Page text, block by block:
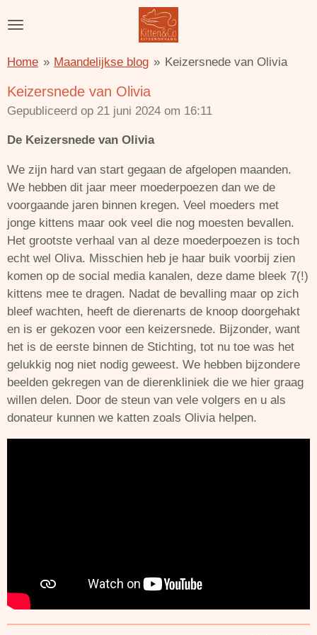
direct
de
hoofdinhoud
Home » Maandelijkse blog » Keizersnede van Olivia
Keizersnede van Olivia
Gepubliceerd op 21 juni 2024 om 16:11
De Keizersnede van Olivia
We zijn hard van start gegaan de afgelopen maanden.
We hebben dit jaar meer moederpoezen dan we de
voorgaande jaren binnen kregen. Veel moeders met
jonge kittens maar ook veel die nog moesten bevallen.
Het grootste verhaal van al deze moederpoezen is toch
echt wel Oliva. Misschien heb je haar buik voorbij zien
komen op de social media kanalen, deze dame bleek 7(!)
kittens mee te dragen. Nadat de bevalling maar op zich
bleef wachten, heeft de dierenarts de knoop doorgehakt
en is er gekozen voor een keizersnede. Bijzonder, want
het is de eerste binnen de Stichting, tot nu toe was het
gelukkig nog niet nodig geweest. We hebben bijzondere
beelden gekregen van de dierenkliniek die we hier graag
willen delen. Door de steun van vele volgers en u als
donateur kunnen we katten zoals Olivia helpen.